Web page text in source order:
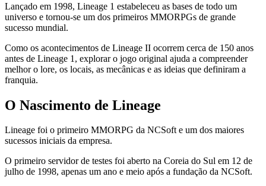
Lançado em 1998, Lineage 1 estabeleceu as bases de todo um
universo e tornou-se um dos primeiros MMORPGs de grande
sucesso mundial.
Como os acontecimentos de Lineage II ocorrem cerca de 150 anos
antes de Lineage 1, explorar o jogo original ajuda a compreender
melhor o lore, os locais, as mecânicas e as ideias que definiram a
franquia.
O Nascimento de Lineage
Lineage foi o primeiro MMORPG da NCSoft e um dos maiores
sucessos iniciais da empresa.
O primeiro servidor de testes foi aberto na Coreia do Sul em 12 de
julho de 1998, apenas um ano e meio após a fundação da NCSoft.